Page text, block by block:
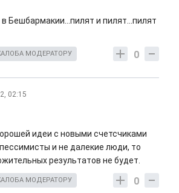
Бешбармакии...пилят и пилят...пилят
0
МОДЕРАТОРУ
02:15
идеи с новыми счетсчиками
и не далекие люди, то
результатов не будет.
0
МОДЕРАТОРУ